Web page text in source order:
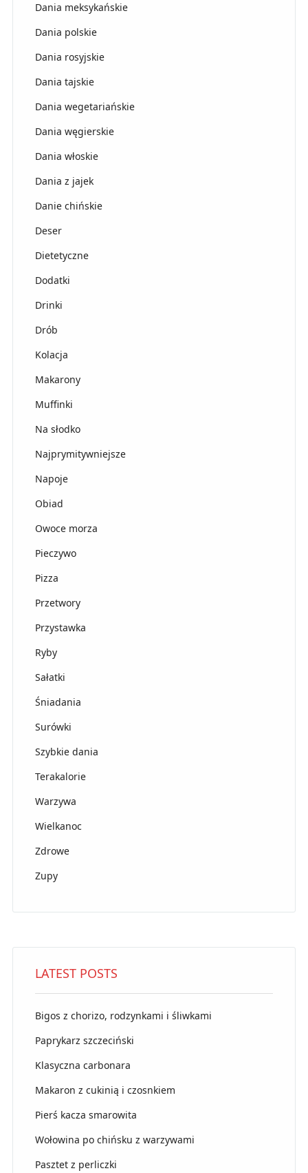
Dania meksykańskie
Dania polskie
Dania rosyjskie
Dania tajskie
Dania wegetariańskie
Dania węgierskie
Dania włoskie
Dania z jajek
Danie chińskie
Deser
Dietetyczne
Dodatki
Drinki
Drób
Kolacja
Makarony
Muffinki
Na słodko
Najprymitywniejsze
Napoje
Obiad
Owoce morza
Pieczywo
Pizza
Przetwory
Przystawka
Ryby
Sałatki
Śniadania
Surówki
Szybkie dania
Terakalorie
Warzywa
Wielkanoc
Zdrowe
Zupy
LATEST POSTS
Bigos z chorizo, rodzynkami i śliwkami
Paprykarz szczeciński
Klasyczna carbonara
Makaron z cukinią i czosnkiem
Pierś kacza smarowita
Wołowina po chińsku z warzywami
Pasztet z perliczki